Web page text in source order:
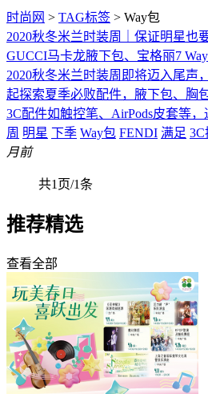
时尚网 > TAG标签 > Way包
2020秋冬米兰时装周｜保证明星也
GUCCI马卡龙腋下包、宝格丽7
2020秋冬米兰时装周即将迈入尾声
起探索夏季必败配件，腋下包、胸
3C配件如触控笔、AirPods皮套等，
周 明星 下季 Way包 FENDI 满足 3C
月前
共1页/1条
推荐精选
查看全部